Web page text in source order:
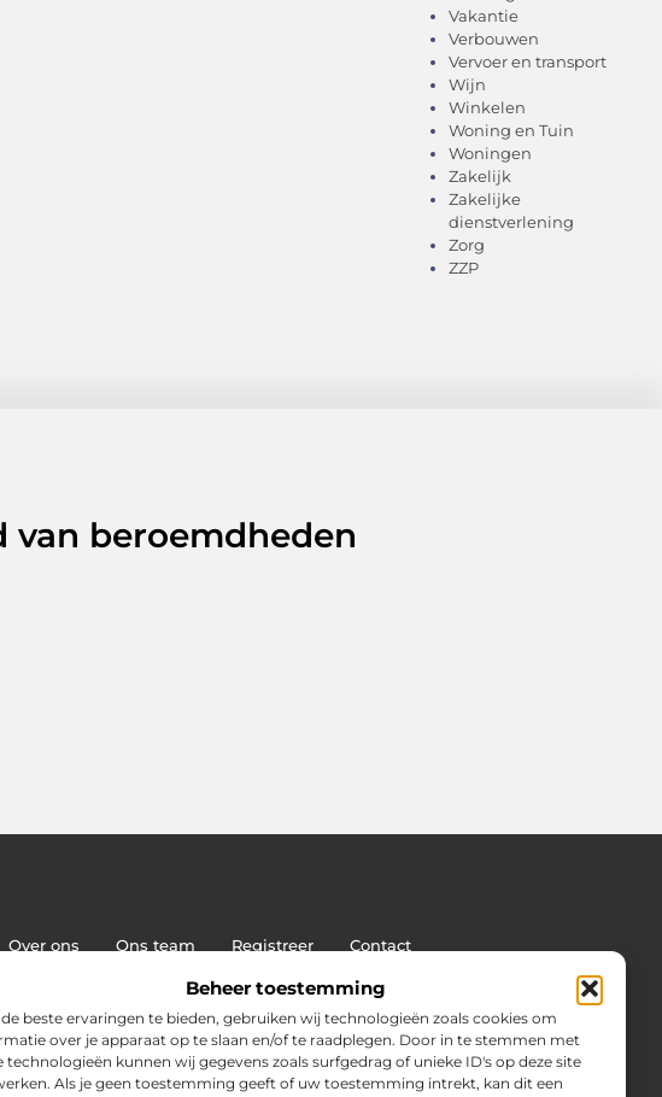
Beheer toestemming
beste ervaringen te bieden, gebruiken wij technologieën zoals cookies om
over je apparaat op te slaan en/of te raadplegen. Door in te stemmen met
technologieën kunnen wij gegevens zoals surfgedrag of unieke ID's op deze site
Als je geen toestemming geeft of uw toestemming intrekt, kan dit een
Vakantie
Verbouwen
Vervoer en transport
Wijn
Winkelen
Woning en Tuin
Woningen
Zakelijk
Zakelijke
dienstverlening
Zorg
ZZP
van beroemdheden
Over ons Ons team Registreer
Contact
backlinks: de sleutel tot duurzame SEO-succes